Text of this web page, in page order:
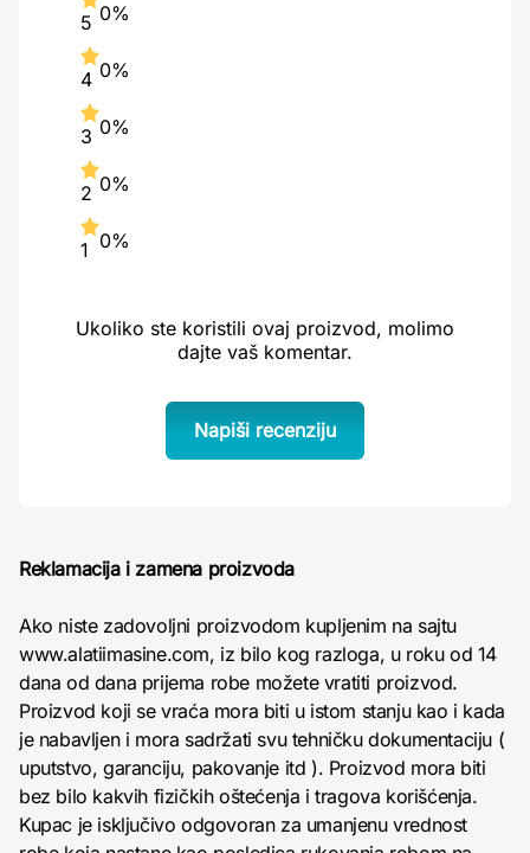
5 0%
4 0%
3 0%
2 0%
1 0%
Ukoliko ste koristili ovaj proizvod, molimo
dajte vaš komentar.
Napiši recenziju
Reklamacija i zamena proizvoda
Ako niste zadovoljni proizvodom kupljenim na sajtu
www.alatiimasine.com, iz bilo kog razloga, u roku od 14
dana od dana prijema robe možete vratiti proizvod.
Proizvod koji se vraća mora biti u istom stanju kao i kada
je nabavljen i mora sadržati svu tehničku dokumentaciju (
uputstvo, garanciju, pakovanje itd ). Proizvod mora biti
bez bilo kakvih fizičkih oštećenja i tragova korišćenja.
Kupac je isključivo odgovoran za umanjenu vrednost